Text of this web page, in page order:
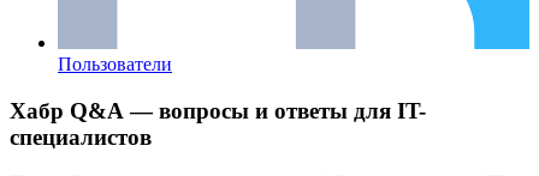
Пользователи
Хабр Q&A — вопросы и ответы для IT-
специалистов